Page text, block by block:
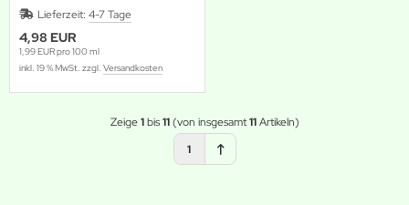
Lieferzeit: 4-7 Tage
4,98 EUR
1,99 EUR pro 100 ml
inkl. 19 % MwSt. zzgl. Versandkosten
Zeige1bis11(von insgesamt11Artikeln)
1